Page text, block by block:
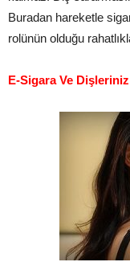
Buradan hareketle
rolünün olduğu
E-Sigara Ve Dişleriniz